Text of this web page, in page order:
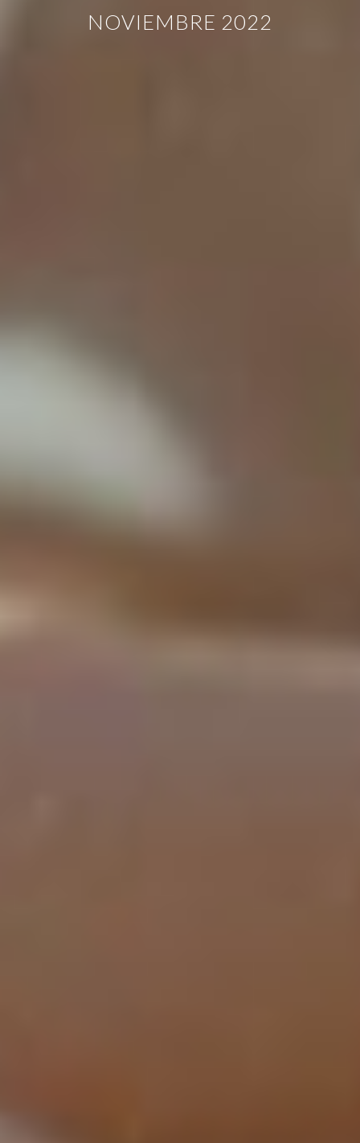
NOVIEMBRE 2022